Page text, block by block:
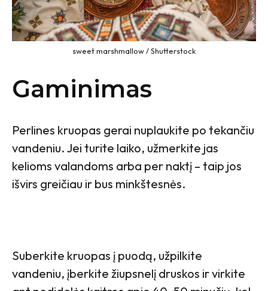
sweet marshmallow / Shutterstock
Gaminimas
Perlines kruopas gerai nuplaukite po tekančiu
vandeniu. Jei turite laiko, užmerkite jas
kelioms valandoms arba per naktį – taip jos
išvirs greičiau ir bus minkštesnės.
Suberkite kruopas į puodą, užpilkite
vandeniu, įberkite žiupsnelį druskos ir virkite